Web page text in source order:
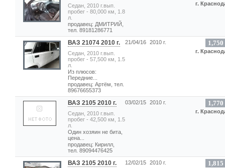
Седан, 2010 г.вып.
пробег - 80,000 км, 1.8
л.
продавец: ДМИТРИЙ,
тел. 89181286771
г.
ВАЗ 21074 2010 г.
Седан, 2010 г.вып.
пробег - 57,500 км, 1.5
л.
Из плюсов:
Передние...
продавец: Артём, тел.
89676655373
21/04/16 2010 г. 1,750
г.
ВАЗ 2105 2010 г.
Седан, 2010 г.вып.
пробег - 42,500 км, 1.5
л.
Один хозяин не бита,
цена...
продавец: Кирилл,
тел. 89094476425
03/02/15 2010 г. 1,770
г.
ВАЗ 2105 2010 г. 12/02/15 2010 г. 1,815